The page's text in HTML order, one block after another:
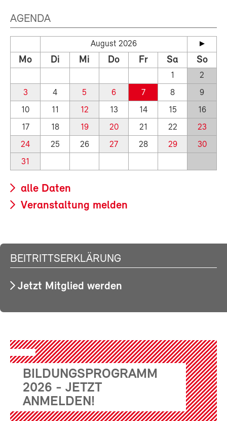
AGENDA
August 2026
Mo Di Mi Do Fr Sa So
1
2
3
4 5 6 7 8
9
10
11 12 13 14 15
16
17
18 19 20 21 22
23
24
25 26 27 28 29
30
31
alle Daten
Veranstaltung melden
BEITRITTSERKLÄRUNG
Jetzt Mitglied werden
BILDUNGSPROGRAMM
2026 - JETZT
ANMELDEN!